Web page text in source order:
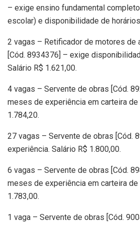
– exige ensino fundamental
escolar) e disponibilidade de
2 vagas – Retificador de motores de
[Cód. 8934376] – exige
Salário R$ 1.621,00.
4 vagas – Servente de obras [Cód.
meses de experiência em carteira de
1.784,20.
27 vagas – Servente de obras [Cód.
experiência. Salário R$ 1.800,00.
6 vagas – Servente de obras [Cód.
meses de experiência em carteira de
1.783,00.
1 vaga – Servente de obras [Cód.